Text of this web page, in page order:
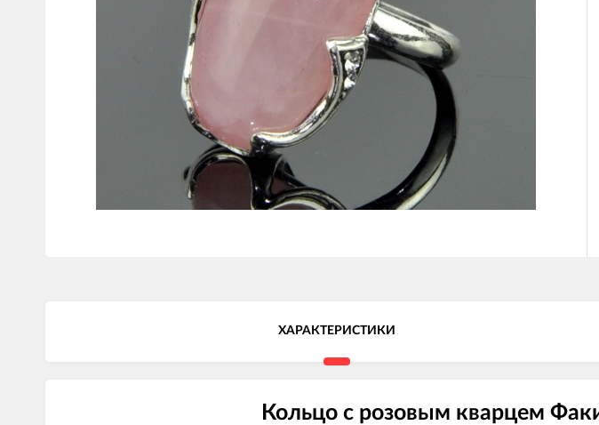
ХАРАКТЕРИСТИКИ
Кольцо с розовым кварцем